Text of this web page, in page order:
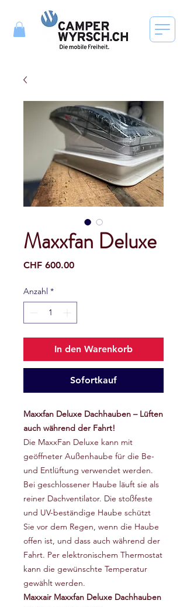
Maxxfan Deluxe
CHF 600.00Preis
Anzahl *
In den Warenkorb
Sofortkauf
Maxxfan Deluxe Dachhauben – Lüften
auch während der Fahrt!
Die MaxxFan Deluxe kann mit
geöffneter Außenhaube für die Be-
und Entlüftung verwendet werden.
Bei geschlossener Haube läuft sie als
reiner Dachventilator. Die stoßfeste
und UV-beständige Haube schützt
Sie vor dem Regen, wenn die Haube
offen ist, und dass auch während der
Fahrt. Per elektronischem Thermostat
kann die gewünschte Temperatur
gewählt werden.
Maxxair Maxxfan Deluxe Dachhauben